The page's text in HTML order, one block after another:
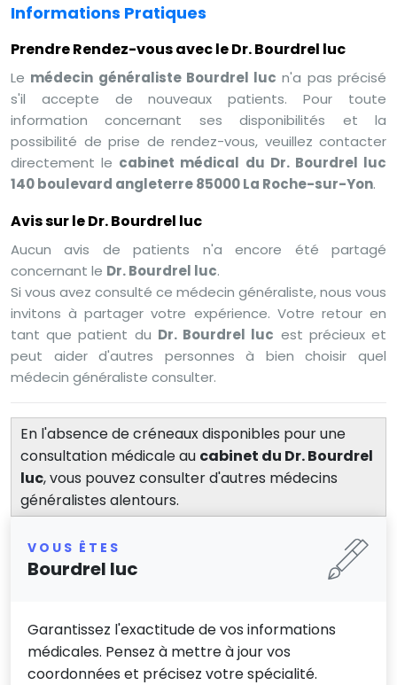
Informations Pratiques
Prendre Rendez-vous avec le Dr. Bourdrel luc
Le médecin généraliste Bourdrel luc n'a pas précisé
s'il accepte de nouveaux patients. Pour toute
information concernant ses disponibilités et la
possibilité de prise de rendez-vous, veuillez contacter
directement le cabinet médical du Dr. Bourdrel luc
140 boulevard angleterre 85000 La Roche-sur-Yon.
Avis sur le Dr. Bourdrel luc
Aucun avis de patients n'a encore été partagé
concernant le Dr. Bourdrel luc.
Si vous avez consulté ce médecin généraliste, nous vous
invitons à partager votre expérience. Votre retour en
tant que patient du Dr. Bourdrel luc est précieux et
peut aider d'autres personnes à bien choisir quel
médecin généraliste consulter.
En l'absence de créneaux disponibles pour une
consultation médicale au cabinet du Dr. Bourdrel
luc, vous pouvez consulter d'autres médecins
généralistes alentours.
VOUS ÊTES
Bourdrel luc
Garantissez l'exactitude de vos informations
médicales. Pensez à mettre à jour vos
coordonnées et précisez votre spécialité.